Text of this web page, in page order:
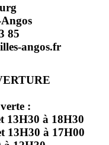
85
angos.fr
:
13H30 à 18H30
13H30 à 17H00